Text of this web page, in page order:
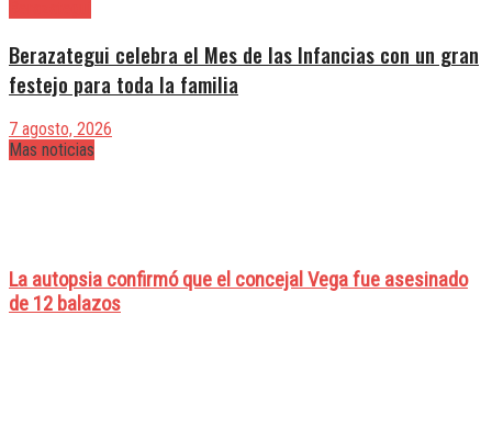
Berazategui celebra el Mes de las Infancias con un gran
festejo para toda la familia
7 agosto, 2026
Mas noticias
La autopsia confirmó que el concejal Vega fue asesinado
de 12 balazos